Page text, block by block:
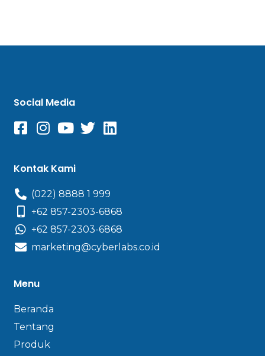
Social Media
Kontak Kami
(022) 8888 1 999
+62 857-2303-6868
+62 857-2303-6868
marketing@cyberlabs.co.id
Menu
Beranda
Tentang
Produk